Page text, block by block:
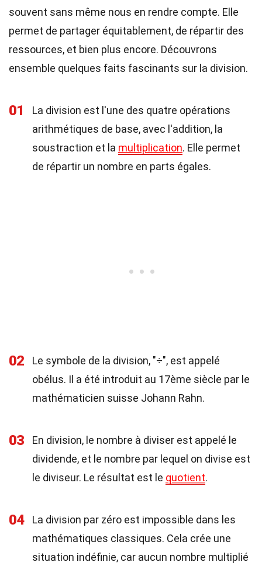
souvent sans même nous en rendre compte. Elle
permet de partager équitablement, de répartir des
ressources, et bien plus encore. Découvrons
ensemble quelques faits fascinants sur la division.
01
La division est l'une des quatre opérations
arithmétiques de base, avec l'addition, la
soustraction et la multiplication. Elle permet
de répartir un nombre en parts égales.
02
Le symbole de la division, "÷", est appelé
obélus. Il a été introduit au 17ème siècle par le
mathématicien suisse Johann Rahn.
03
En division, le nombre à diviser est appelé le
dividende, et le nombre par lequel on divise est
le diviseur. Le résultat est le quotient.
04
La division par zéro est impossible dans les
mathématiques classiques. Cela crée une
situation indéfinie, car aucun nombre multiplié